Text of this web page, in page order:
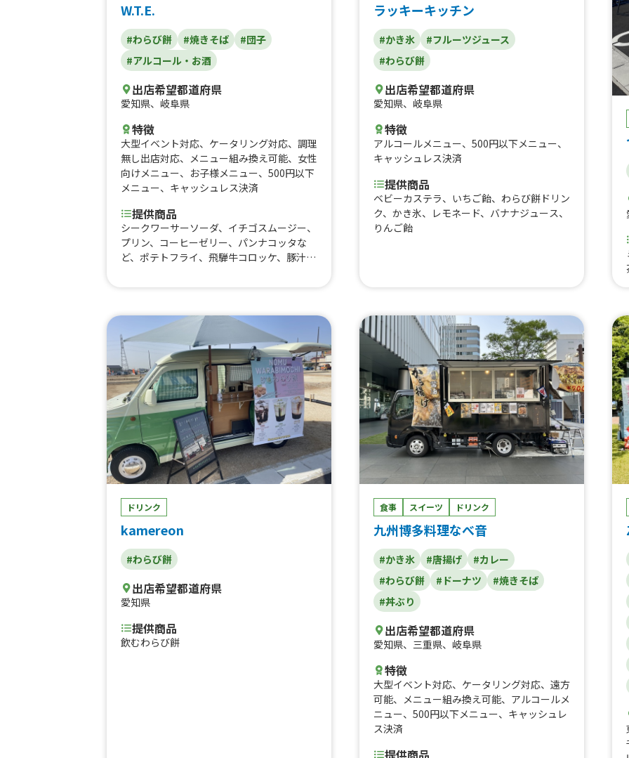
W.T.E.
#わらび餅 #焼きそば
#団子
#アルコール・お酒
出店希望都道府県
愛知県、 岐阜県
特徴
大型イベント対応、 ケータリング対応、 調理
無し出店対応、 メニュー組み換え可能、 女性
向けメニュー、 お子様メニュー、 500円以下
メニュー、 キャッシュレス決済
提供商品
シークワーサーソーダ、イチゴスムージー、
プリン、コーヒーゼリー、パンナコッタな
ど、ポテトフライ、飛騨牛コロッケ、豚汁、
テ、温玉そぼろ冷やしうどん、みたらし団子
１０本、みたらし団子５本、レモンサワー、
団子三兄弟、きな粉みたらし団子、みたらし
団子３本、串カツ、串カツカレーうどん、か
れーうどん、たません全のせ、焼きそば、そ
ばせん、べーせん、ちーたま、たません、缶
ビール、ハイボール、黒蜜ポーション、わら
び餅小、わらび餅 中、わらび餅大、おうち
deラテ、生チョコわらび餅、わらび餅ラ
テ、わらび餅ラテホット、わらび餅ラテボト
ル、たこ焼き、スープたこ焼き 6個入り、
揚げ餅、かき氷各種、肉巻きおにぎり、自家
ラッキーキッチン
#かき氷
#フルーツジュース
#わらび餅
出店希望都道府県
愛知県、 岐阜県
特徴
アルコールメニュー、 500円以下メニュー、
キャッシュレス決済
提供商品
ベビーカステラ、いちご飴、わらび餅ドリン
ク、かき氷、レモネード、バナナジュース、
りんご飴
ドリンク
kamereon
#わらび餅
出店希望都道府県
愛知県
提供商品
飲むわらび餅
食事 スイーツ ドリンク
九州博多料理なべ音
#かき氷 #唐揚げ
#カレー
#わらび餅
#ドーナツ
#焼きそば
#丼ぶり
出店希望都道府県
愛知県、 三重県、 岐阜県
特徴
大型イベント対応、 ケータリング対応、 遠方
可能、 メニュー組み換え可能、 アルコールメ
ニュー、 500円以下メニュー、 キャッシュレ
ス決済